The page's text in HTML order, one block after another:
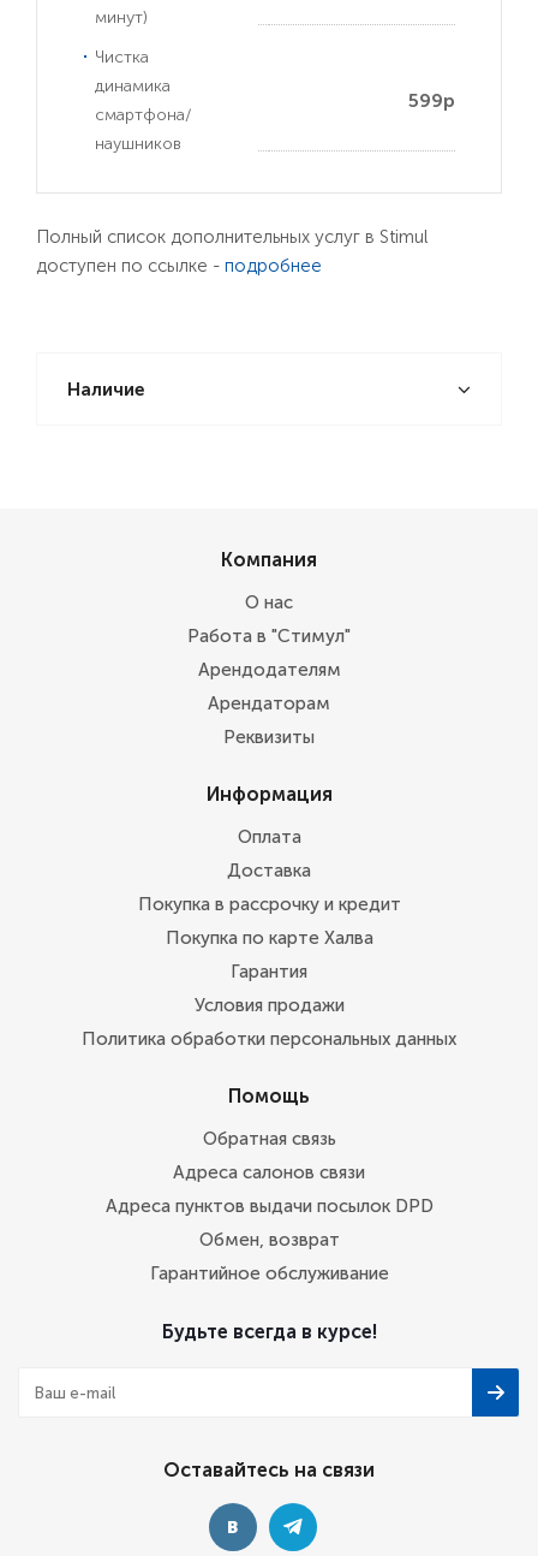
минут)
Чистка
динамика
смартфона/
наушников
599р
Полный список дополнительных услуг в Stimul
доступен по ссылке - подробнее
Наличие
Компания
О нас
Работа в "Стимул"
Арендодателям
Арендаторам
Реквизиты
Информация
Оплата
Доставка
Покупка в рассрочку и кредит
Покупка по карте Халва
Гарантия
Условия продажи
Политика обработки персональных данных
Помощь
Обратная связь
Адреса салонов связи
Адреса пунктов выдачи посылок DPD
Обмен, возврат
Гарантийное обслуживание
Будьте всегда в курсе!
Оставайтесь на связи